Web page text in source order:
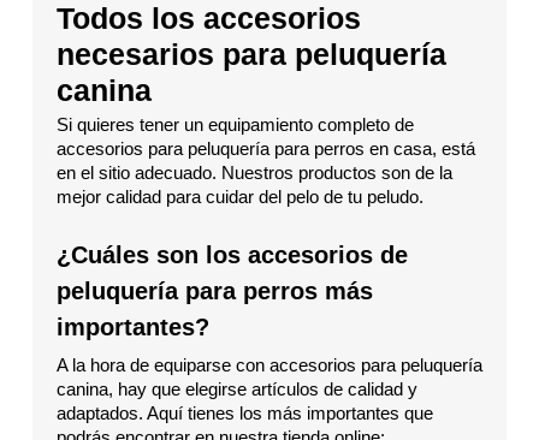
Todos los accesorios
necesarios para peluquería
canina
Si quieres tener un equipamiento completo de
accesorios para peluquería para perros en casa, está
en el sitio adecuado. Nuestros productos son de la
mejor calidad para cuidar del pelo de tu peludo.
¿Cuáles son los accesorios de
peluquería para perros más
importantes?
A la hora de equiparse con accesorios para peluquería
canina, hay que elegirse artículos de calidad y
adaptados. Aquí tienes los más importantes que